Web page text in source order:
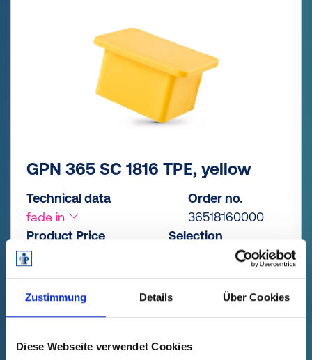
Zustimmung Details Über Cookies
Diese Webseite verwendet Cookies
GPN 365 SC 1816 TPE, yellow
Technical data
fade in
Order no.
36518160000
Product Price
free of charge
Selection
Buy